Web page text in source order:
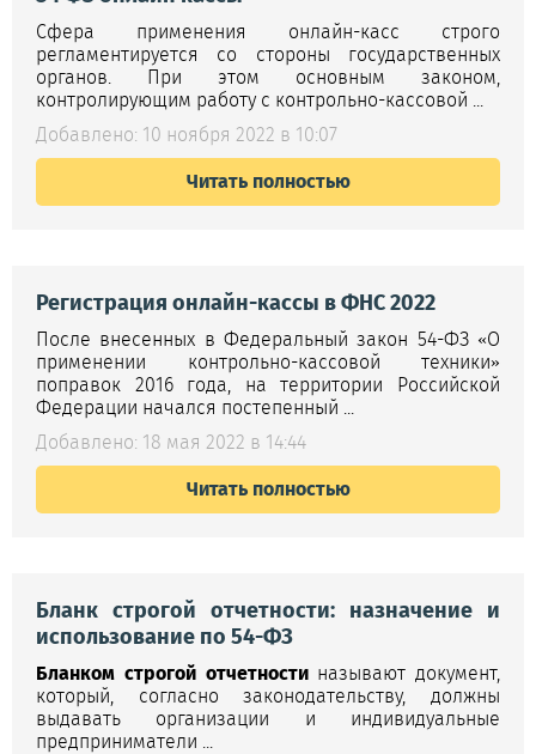
Сфера применения онлайн-касс строго
регламентируется со стороны государственных
органов. При этом основным законом,
контролирующим работу с контрольно-кассовой ...
Добавлено: 10 ноября 2022 в 10:07
Читать полностью
Регистрация онлайн-кассы в ФНС 2022
После внесенных в Федеральный закон 54-ФЗ «О
применении контрольно-кассовой техники»
поправок 2016 года, на территории Российской
Федерации начался постепенный ...
Добавлено: 18 мая 2022 в 14:44
Читать полностью
Бланк строгой отчетности: назначение и
использование по 54-ФЗ
Бланком строгой отчетностиназывают документ,
который, согласно законодательству, должны
выдавать организации и индивидуальные
предприниматели ...